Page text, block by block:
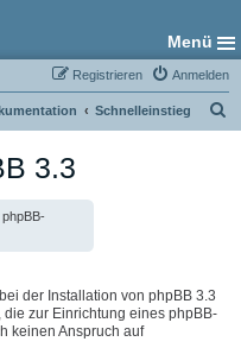
Menü
Anmelden
Registrieren
Schnelleinstieg
3.3
der Installation von phpBB 3.3
zur Einrichtung eines phpBB-
keinen Anspruch auf